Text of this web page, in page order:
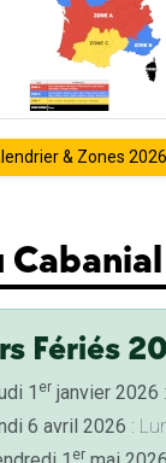
& Zones
Cabanial
Fériés
1 erjanvier 2026
6 avril 2026 :
er